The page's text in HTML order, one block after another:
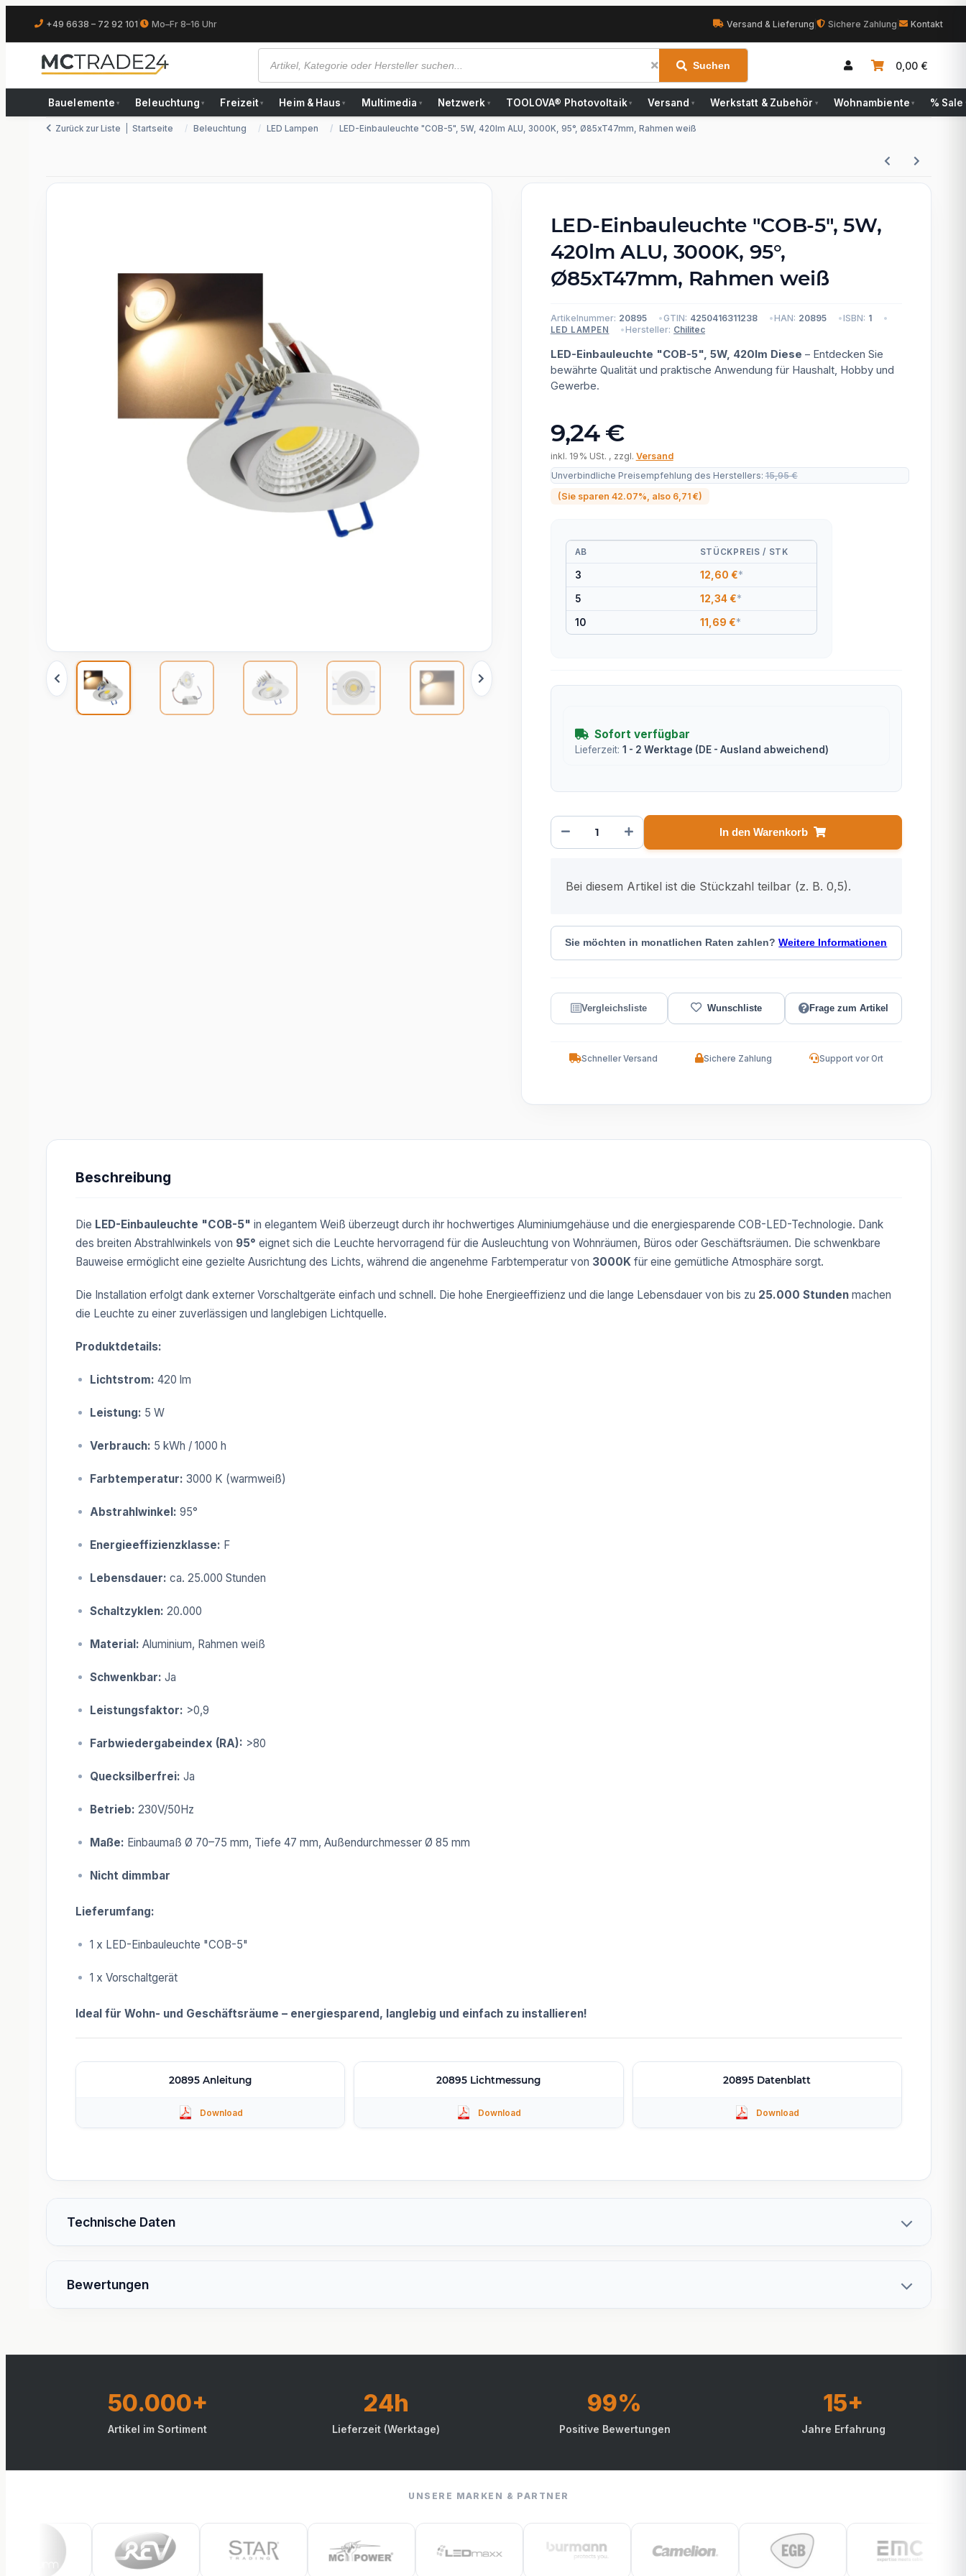
+49 6638 – 72 92 101 Mo–Fr 8–16 Uhr Versand & Lieferung Sichere Zahlung Kontakt
Suchen 0,00 €
Bauelemente ▾ Beleuchtung ▾ Freizeit ▾ Heim & Haus ▾ Multimedia ▾ Netzwerk ▾ TOOLOVA® Photovoltaik ▾ Versand ▾ Werkstatt & Zubehör ▾ Wohnambiente ▾ % Sale
Zurück zur Liste Startseite Beleuchtung LED Lampen LED-Einbauleuchte "COB-5", 5W, 420lm ALU, 3000K, 95°, Ø85xT47mm, Rahmen weiß
LED-Einbauleuchte "COB-5", 5W,
420lm ALU, 3000K, 95°,
Ø85xT47mm, Rahmen weiß
Artikelnummer: 20895 GTIN: 4250416311238 HAN: 20895 ISBN: 1
LED LAMPEN Hersteller: Chilitec
LED-Einbauleuchte "COB-5", 5W, 420lm Diese – Entdecken Sie
bewährte Qualität und praktische Anwendung für Haushalt, Hobby und
Gewerbe.
9,24 €
inkl. 19% USt. , zzgl. Versand
Unverbindliche Preisempfehlung des Herstellers:15,95 €
(Sie sparen 42.07% , also 6,71 €)
AB STÜCKPREIS / STK
3 12,60 €*
5 12,34 €*
10 11,69 €*
Sofort verfügbar
Lieferzeit: 1 - 2 Werktage (DE - Ausland abweichend)
In den Warenkorb
Bei diesem Artikel ist die Stückzahl teilbar (z. B. 0,5).
Sie möchten in monatlichen Raten zahlen?Weitere Informationen
Frage zum Artikel
Schneller Versand Sichere Zahlung Support vor Ort
Beschreibung
Die LED-Einbauleuchte "COB-5" in elegantem Weiß überzeugt durch ihr hochwertiges Aluminiumgehäuse und die energiesparende COB-LED-Technologie. Dank
des breiten Abstrahlwinkels von 95° eignet sich die Leuchte hervorragend für die Ausleuchtung von Wohnräumen, Büros oder Geschäftsräumen. Die schwenkbare
Bauweise ermöglicht eine gezielte Ausrichtung des Lichts, während die angenehme Farbtemperatur von 3000K für eine gemütliche Atmosphäre sorgt.
Die Installation erfolgt dank externer Vorschaltgeräte einfach und schnell. Die hohe Energieeffizienz und die lange Lebensdauer von bis zu 25.000 Stunden machen
die Leuchte zu einer zuverlässigen und langlebigen Lichtquelle.
Produktdetails:
Lichtstrom: 420 lm
Leistung: 5 W
Verbrauch: 5 kWh / 1000 h
Farbtemperatur: 3000 K (warmweiß)
Abstrahlwinkel: 95°
Energieeffizienzklasse: F
Lebensdauer: ca. 25.000 Stunden
Schaltzyklen: 20.000
Material: Aluminium, Rahmen weiß
Schwenkbar: Ja
Leistungsfaktor: >0,9
Farbwiedergabeindex (RA): >80
Quecksilberfrei: Ja
Betrieb: 230V/50Hz
Maße: Einbaumaß Ø 70–75 mm, Tiefe 47 mm, Außendurchmesser Ø 85 mm
Nicht dimmbar
Lieferumfang:
1 x LED-Einbauleuchte "COB-5"
1 x Vorschaltgerät
Ideal für Wohn- und Geschäftsräume – energiesparend, langlebig und einfach zu installieren!
20895 Anleitung 20895 Lichtmessung 20895 Datenblatt
Technische Daten
Bewertungen
50.000+
Artikel im Sortiment
24h
Lieferzeit (Werktage)
99%
Positive Bewertungen
15+
Jahre Erfahrung
UNSERE MARKEN & PARTNER